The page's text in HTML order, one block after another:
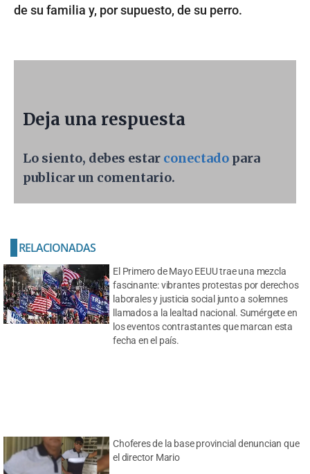
de su familia y, por supuesto, de su perro.
Deja una respuesta
Lo siento, debes estar conectado para
publicar un comentario.
El Primero de Mayo EEUU trae una mezcla
fascinante: vibrantes protestas por derechos
laborales y justicia social junto a solemnes
llamados a la lealtad nacional. Sumérgete en
los eventos contrastantes que marcan esta
fecha en el país.
Choferes de la base provincial denuncian que
el director Mario
RELACIONADAS